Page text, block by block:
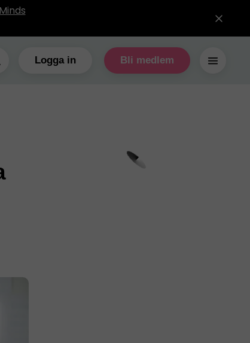
Logga in Bli medlem